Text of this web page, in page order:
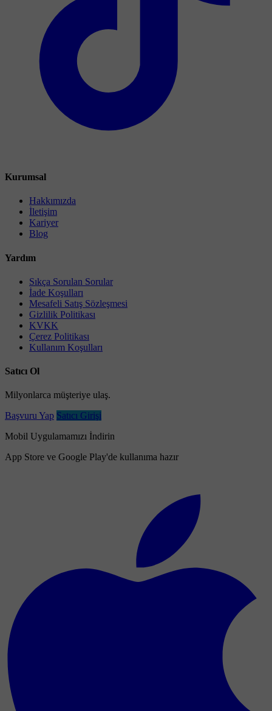
Kurumsal
Hakkımızda
İletişim
Kariyer
Blog
Yardım
Sıkça Sorulan Sorular
İade Koşulları
Mesafeli Satış Sözleşmesi
Gizlilik Politikası
KVKK
Çerez Politikası
Kullanım Koşulları
Satıcı Ol
Milyonlarca müşteriye ulaş.
Başvuru Yap Satıcı Girişi
Mobil Uygulamamızı İndirin
App Store ve Google Play'de kullanıma hazır